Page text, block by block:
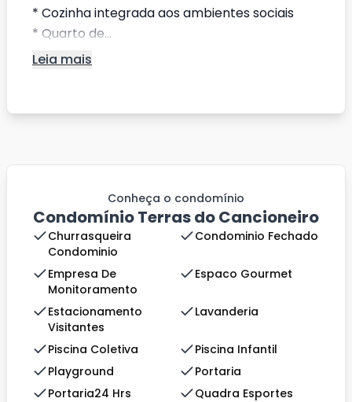
* Cozinha integrada aos ambientes sociais
* Quarto de...
Leia mais
Conheça o condomínio
Condomínio Terras do Cancioneiro
Churrasqueira
Condominio
Condominio Fechado
Empresa De
Monitoramento
Espaco Gourmet
Estacionamento
Visitantes
Lavanderia
Piscina Coletiva
Piscina Infantil
Playground
Portaria
Portaria24 Hrs
Quadra Esportes